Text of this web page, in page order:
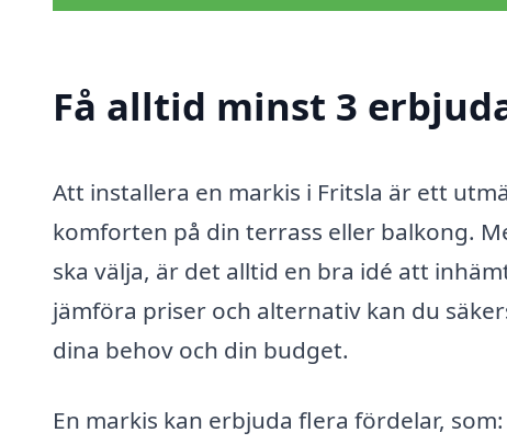
Få alltid minst 3
Att installera en markis i Fritsla är ett
komforten på din terrass eller balkong.
ska välja, är det alltid en bra idé att
jämföra priser och alternativ kan du
dina behov och din budget.
En markis kan erbjuda flera fördelar, som: